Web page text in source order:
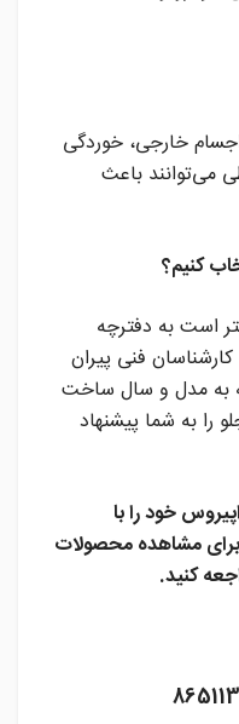
خارجی، خوردگی
می‌توانند باعث
کنیم؟
است به دفترچه
فنی پیران
به مدل و سال ساخت
را به شما پیشنهاد
خود را با
برای مشاهده محصولات
کنید.